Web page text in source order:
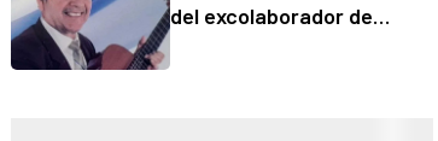
del excolaborador de